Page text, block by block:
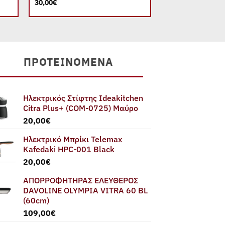
30,00€
ΠΡΟΤΕΙΝΌΜΕΝΑ
Ηλεκτρικός Στίφτης Ideakitchen
Citra Plus+ (COM-0725) Μαύρο
20,00€
Ηλεκτρικό Μπρίκι Telemax
Kafedaki HPC-001 Black
20,00€
ΑΠΟΡΡΟΦΗΤΗΡΑΣ ΕΛΕΥΘΕΡΟΣ
DAVOLINE OLYMPIA VITRA 60 BL
(60cm)
109,00€